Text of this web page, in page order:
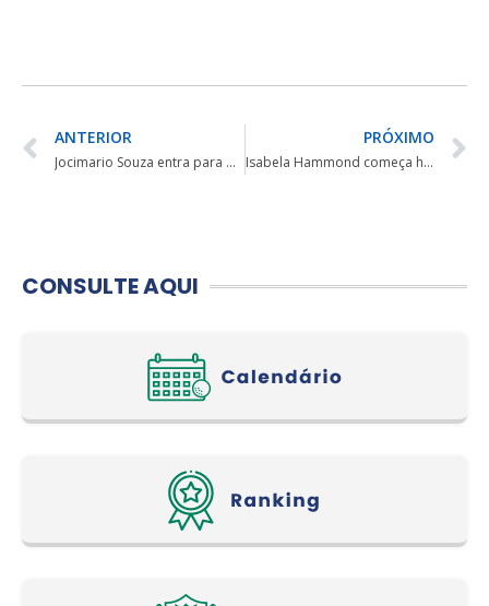
ANTERIOR
Jocimario Souza entra para o Ranking Mundial depois de vencer Aberto do Santa Mônica
PRÓXIMO
Isabela Hammond começa hoje disputa do Sul-Americano Juvenil no Uruguai
CONSULTE AQUI